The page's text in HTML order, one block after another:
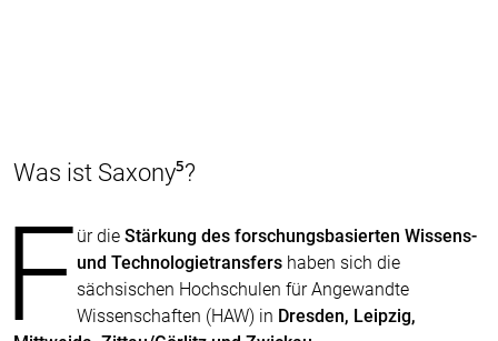
Was ist Saxony⁵?
F ür die Stärkung des forschungsbasierten Wissens-
und Technologietransfershaben sich die
sächsischen Hochschulen für Angewandte
Wissenschaften (HAW) in Dresden, Leipzig,